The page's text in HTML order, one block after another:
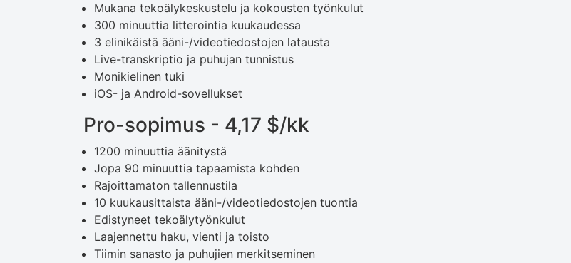
Mukana tekoälykeskustelu ja kokousten työnkulut
300 minuuttia litterointia kuukaudessa
3 elinikäistä ääni-/videotiedostojen latausta
Live-transkriptio ja puhujan tunnistus
Monikielinen tuki
iOS- ja Android-sovellukset
Pro-sopimus - 4,17 $/kk
1200 minuuttia äänitystä
Jopa 90 minuuttia tapaamista kohden
Rajoittamaton tallennustila
10 kuukausittaista ääni-/videotiedostojen tuontia
Edistyneet tekoälytyönkulut
Laajennettu haku, vienti ja toisto
Tiimin sanasto ja puhujien merkitseminen